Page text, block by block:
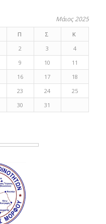
Μάιος 2025
Π Σ
Κ
2 3
4
9 10
11
16 17
18
23 24
25
30 31